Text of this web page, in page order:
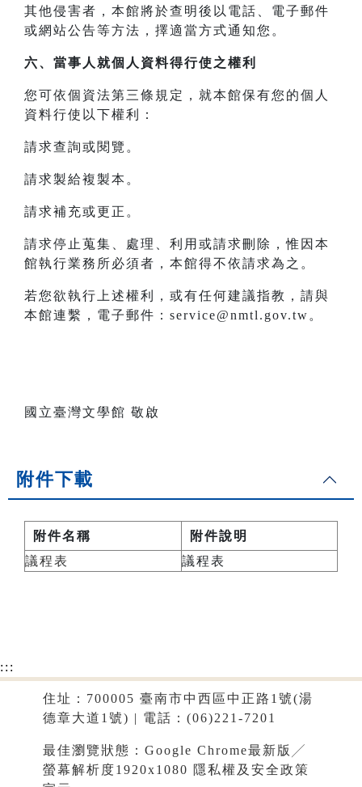
其他侵害者，本館將於查明後以電話、電子郵件
或網站公告等方法，擇適當方式通知您。
六、當事人就個人資料得行使之權利
您可依個資法第三條規定，就本館保有您的個人
資料行使以下權利：
請求查詢或閱覽。
請求製給複製本。
請求補充或更正。
請求停止蒐集、處理、利用或請求刪除，惟因本
館執行業務所必須者，本館得不依請求為之。
若您欲執行上述權利，或有任何建議指教，請與
本館連繫，電子郵件：service@nmtl.gov.tw。
國立臺灣文學館 敬啟
附件下載
附件名稱
附件說明
議程表
議程表
:::
住址：700005 臺南市中西區中正路1號(湯
德章大道1號) | 電話：(06)221-7201
最佳瀏覽狀態：Google Chrome最新版╱
螢幕解析度1920x1080 隱私權及安全政策